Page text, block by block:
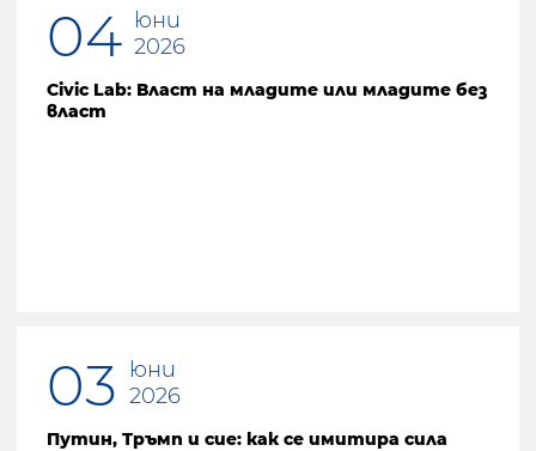
04 юни
2026
Civic Lab: Власт на младите или младите без
власт
03
юни
2026
Путин, Тръмп и сие: как се имитира сила